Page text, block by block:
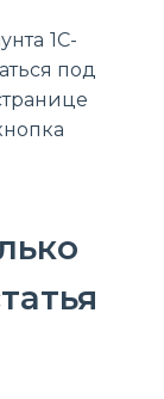
1С-
под